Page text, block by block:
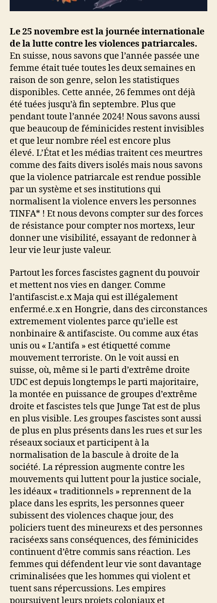
Le 25 novembre est la journée internationale
de la lutte contre les violences patriarcales.
En suisse, nous savons que l’année passée une
femme était tuée toutes les deux semaines en
raison de son genre, selon les statistiques
disponibles. Cette année, 26 femmes ont déjà
été tuées jusqu’à fin septembre. Plus que
pendant toute l’année 2024! Nous savons aussi
que beaucoup de féminicides restent invisibles
et que leur nombre réel est encore plus
élevé. L’État et les médias traitent ces meurtres
comme des faits divers isolés mais nous savons
que la violence patriarcale est rendue possible
par un système et ses institutions qui
normalisent la violence envers les personnes
TINFA* ! Et nous devons compter sur des forces
de résistance pour compter nos mortexs, leur
donner une visibilité, essayant de redonner à
leur vie leur juste valeur.
Partout les forces fascistes gagnent du pouvoir
et mettent nos vies en danger. Comme
l’antifascist.e.x Maja qui est illégalement
enfermé.e.x en Hongrie, dans des circonstances
extremement violentes parce qu’ielle est
nonbinaire & antifasciste. Ou comme aux étas
unis ou « L’antifa » est étiquetté comme
mouvement terroriste. On le voit aussi en
suisse, où, même si le parti d’extrême droite
UDC est depuis longtemps le parti majoritaire,
la montée en puissance de groupes d’extrême
droite et fascistes tels que Junge Tat est de plus
en plus visible. Les groupes fascistes sont aussi
de plus en plus présents dans les rues et sur les
réseaux sociaux et participent à la
normalisation de la bascule à droite de la
société. La répression augmente contre les
mouvements qui luttent pour la justice sociale,
les idéaux « traditionnels » reprennent de la
place dans les esprits, les personnes queer
subissent des violences chaque jour, des
policiers tuent des mineurexs et des personnes
raciséexs sans conséquences, des féminicides
continuent d’être commis sans réaction. Les
femmes qui défendent leur vie sont davantage
criminalisées que les hommes qui violent et
tuent sans répercussions. Les empires